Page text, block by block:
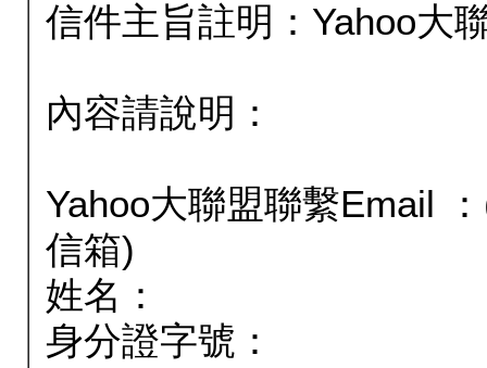
信件主旨註明：Yahoo大
內容請說明：
Yahoo大聯盟聯繫Email
信箱)
姓名：
身分證字號：